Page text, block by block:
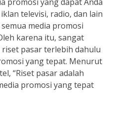
televisi, radio, dan lain
media promosi
karena itu, sangat
pasar terlebih dahulu
yang tepat. Menurut
“Riset pasar adalah
promosi yang tepat